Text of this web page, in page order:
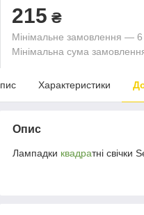
215 ₴
Мінімальне замовлення — 6
Мінімальна сума
Характеристики
Опис
Лампадки квадратні свічки